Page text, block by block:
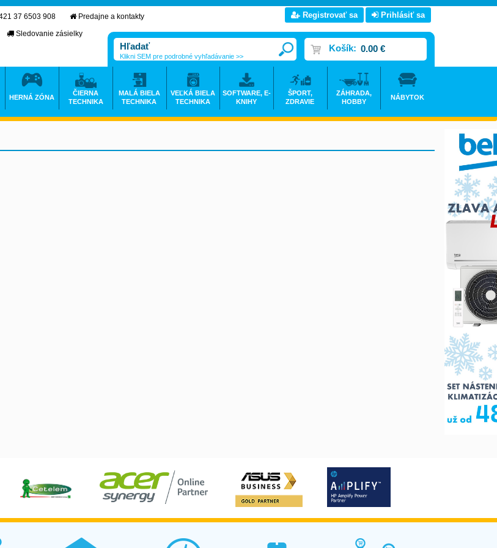
37 6503 908
Predajne a kontakty
Sledovanie zásielky
Registrovať sa Prihlásiť sa
Košík: 0.00 €
Klikni SEM pre podrobné vyhľadávanie >>
HERNÁ ZÓNA
ČIERNA
TECHNIKA
MALÁ BIELA
TECHNIKA
VEĽKÁ BIELA
TECHNIKA
SOFTWARE, E-
KNIHY
ŠPORT,
ZDRAVIE
ZÁHRADA,
HOBBY
NÁBYTOK